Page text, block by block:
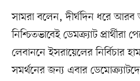
সামরা বলেন, দীর্ঘদিন ধরে
নিশ্চিতভাবেই ডেমক্র্যাট
লেবাননে ইসরায়েলের নির্বিচার
সমর্থনের জন্য এবার